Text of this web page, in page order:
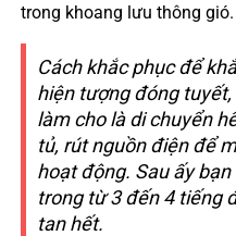
trong khoang lưu thông gió.
Cách khắc phục để
hiện tượng đóng
làm cho là di chuyển
tủ, rút nguồn điện để
hoạt động. Sau ấy
trong từ 3 đến 4 tiếng
tan hết.